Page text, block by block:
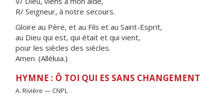
R/ Seigneur, à notre secours.
Gloire au Père, et au Fils et au Saint-Esprit,
au Dieu qui est, qui était et qui vient,
pour les siècles des siècles.
Amen. (Alléluia.)
HYMNE : Ô TOI QUI ES SANS CHANGEMENT
A. Rivière — CNPL